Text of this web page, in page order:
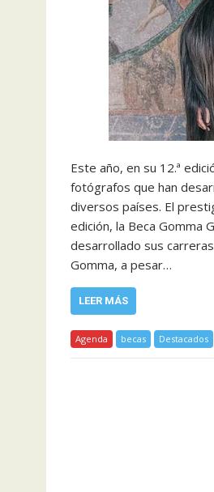
Este año, en su 12.ª
fotógrafos que han
diversos países. El
edición, la Beca Gomma
desarrollado sus
Gomma, a pesar…
LEER MÁS
Agenda becas Destacados